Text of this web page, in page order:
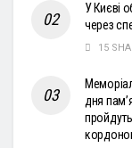
У Києві
через
15
дня
пройдуть